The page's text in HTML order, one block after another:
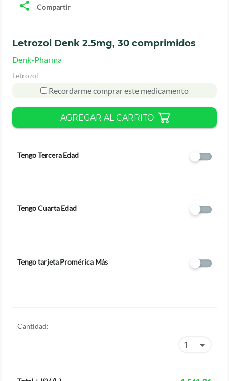
Compartir
Letrozol Denk 2.5mg, 30 comprimidos
Denk-Pharma
Letrozol
Recordarme comprar este medicamento
AGREGAR AL CARRITO
Tengo Tercera Edad
Tengo Cuarta Edad
Tengo tarjeta Promérica Más
Cantidad: